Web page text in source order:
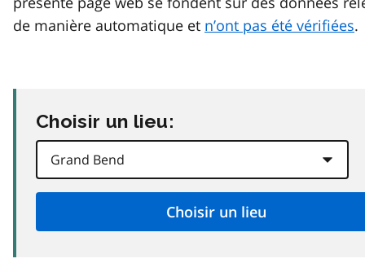
de manière automatique et n’ont pas été vérifiées.
Choisir un lieu: